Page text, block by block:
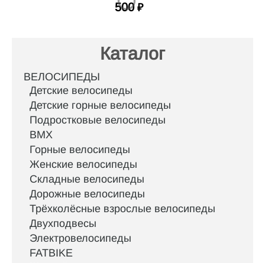
500 ₽
Каталог
ВЕЛОСИПЕДЫ
Детские велосипеды
Детские горные велосипеды
Подростковые велосипеды
BMX
Горные велосипеды
Женские велосипеды
Складные велосипеды
Дорожные велосипеды
Трёхколёсные взрослые велосипеды
Двухподвесы
Электровелосипеды
FATBIKE